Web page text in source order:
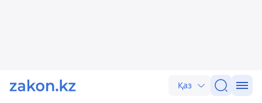
Қаз